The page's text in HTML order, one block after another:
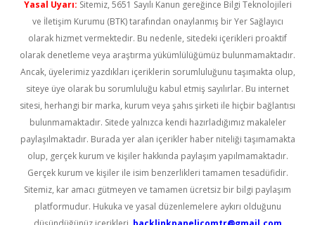
Yasal Uyarı: Sitemiz, 5651 Sayılı Kanun gereğince Bilgi Teknolojileri
ve İletişim Kurumu (BTK) tarafından onaylanmış bir Yer Sağlayıcı
olarak hizmet vermektedir. Bu nedenle, sitedeki içerikleri proaktif
olarak denetleme veya araştırma yükümlülüğümüz bulunmamaktadır.
Ancak, üyelerimiz yazdıkları içeriklerin sorumluluğunu taşımakta olup,
siteye üye olarak bu sorumluluğu kabul etmiş sayılırlar. Bu internet
sitesi, herhangi bir marka, kurum veya şahıs şirketi ile hiçbir bağlantısı
bulunmamaktadır. Sitede yalnızca kendi hazırladığımız makaleler
paylaşılmaktadır. Burada yer alan içerikler haber niteliği taşımamakta
olup, gerçek kurum ve kişiler hakkında paylaşım yapılmamaktadır.
Gerçek kurum ve kişiler ile isim benzerlikleri tamamen tesadüfidir.
Sitemiz, kar amacı gütmeyen ve tamamen ücretsiz bir bilgi paylaşım
platformudur. Hukuka ve yasal düzenlemelere aykırı olduğunu